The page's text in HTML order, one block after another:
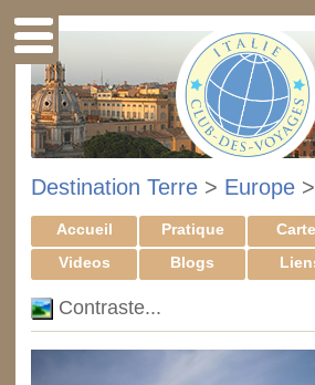
Destination Terre > Europe >
Accueil Pratique
Videos
Blogs
Contraste...